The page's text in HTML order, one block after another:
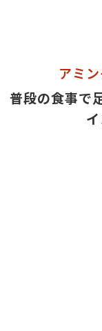
アミ
普段の食事で